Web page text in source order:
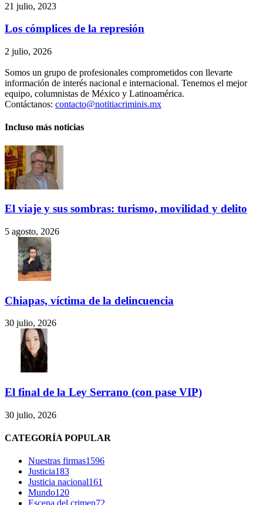
21 julio, 2023
Los cómplices de la represión
2 julio, 2026
Somos un grupo de profesionales comprometidos con llevarte
información de interés nacional e internacional. Tenemos el mejor
equipo, columnistas de México y Latinoamérica.
Contáctanos: contacto@notitiacriminis.mx
Incluso más noticias
El viaje y sus sombras: turismo, movilidad y delito
5 agosto, 2026
Chiapas, víctima de la delincuencia
30 julio, 2026
El final de la Ley Serrano (con pase VIP)
30 julio, 2026
CATEGORÍA POPULAR
Nuestras firmas1596
Justicia183
Justicia nacional161
Mundo120